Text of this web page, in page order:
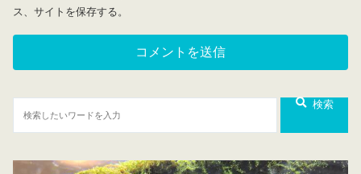
ス、サイトを保存する。
検索